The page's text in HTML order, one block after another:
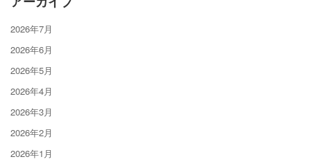
2026年7月
2026年6月
2026年5月
2026年4月
2026年3月
2026年2月
2026年1月